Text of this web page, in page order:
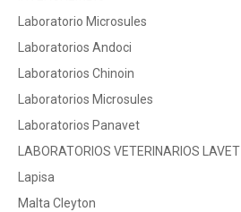
Laboratorio Microsules
Laboratorios Andoci
Laboratorios Chinoin
Laboratorios Microsules
Laboratorios Panavet
LABORATORIOS VETERINARIOS LAVET
Lapisa
Malta Cleyton